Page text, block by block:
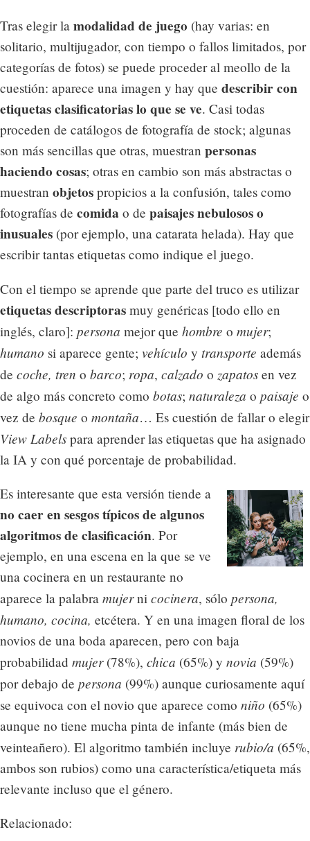
Tras elegir la modalidad de juego (hay varias: en
solitario, multijugador, con tiempo o fallos limitados, por
categorías de fotos) se puede proceder al meollo de la
cuestión: aparece una imagen y hay que describir con
etiquetas clasificatorias lo que se ve. Casi todas
proceden de catálogos de fotografía de stock; algunas
son más sencillas que otras, muestran personas
haciendo cosas; otras en cambio son más abstractas o
muestran objetos propicios a la confusión, tales como
fotografías de comida o de paisajes nebulosos o
inusuales (por ejemplo, una catarata helada). Hay que
escribir tantas etiquetas como indique el juego.
Con el tiempo se aprende que parte del truco es utilizar
etiquetas descriptoras muy genéricas [todo ello en
inglés, claro]: persona mejor que hombre o mujer;
humano si aparece gente; vehículo y transporte además
de coche, tren o barco; ropa, calzado o zapatos en vez
de algo más concreto como botas; naturaleza o paisaje o
vez de bosque o montaña… Es cuestión de fallar o elegir
View Labels para aprender las etiquetas que ha asignado
la IA y con qué porcentaje de probabilidad.
Es interesante que esta versión tiende a
no caer en sesgos típicos de algunos
algoritmos de clasificación. Por
ejemplo, en una escena en la que se ve
una cocinera en un restaurante no
aparece la palabra mujerni cocinera, sólo persona,
humano, cocina, etcétera. Y en una imagen floral de los
novios de una boda aparecen, pero con baja
probabilidad mujer(78%), chica (65%) y novia (59%)
por debajo de persona (99%) aunque curiosamente aquí
se equivoca con el novio que aparece como niño (65%)
aunque no tiene mucha pinta de infante (más bien de
veinteañero). El algoritmo también incluye rubio/a (65%,
ambos son rubios) como una característica/etiqueta más
relevante incluso que el género.
Relacionado: